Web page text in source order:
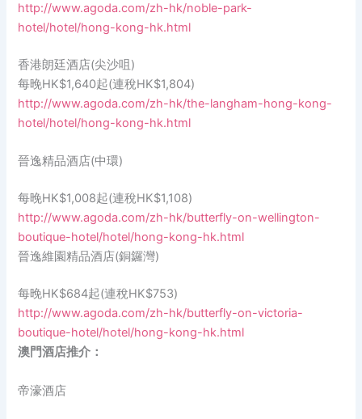
http://www.agoda.com/zh-hk/noble-park-
hotel/hotel/hong-kong-hk.html
香港朗廷酒店(尖沙咀)
每晚HK$1,640起(連稅HK$1,804)
http://www.agoda.com/zh-hk/the-langham-hong-kong-
hotel/hotel/hong-kong-hk.html
晉逸精品酒店(中環)
每晚HK$1,008起(連稅HK$1,108)
http://www.agoda.com/zh-hk/butterfly-on-wellington-
boutique-hotel/hotel/hong-kong-hk.html
晉逸維園精品酒店(銅鑼灣)
每晚HK$684起(連稅HK$753)
http://www.agoda.com/zh-hk/butterfly-on-victoria-
boutique-hotel/hotel/hong-kong-hk.html
澳門酒店推介：
帝濠酒店